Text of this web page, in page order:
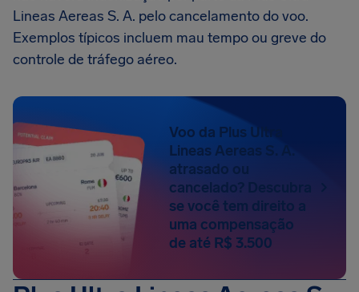
Lineas Aereas S. A. pelo cancelamento do voo.
Exemplos típicos incluem mau tempo ou greve do
controle de tráfego aéreo.
Voo da Plus Ultra
Lineas Aereas S. A.
atrasado ou
cancelado? Descubra
se você tem direito a
uma compensação
de até R$ 3.500